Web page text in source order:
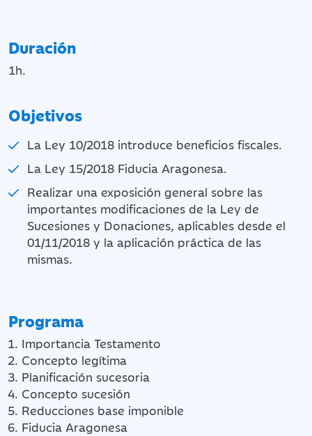
Duración
1h.
Objetivos
La Ley 10/2018 introduce beneficios fiscales.
La Ley 15/2018 Fiducia Aragonesa.
Realizar una exposición general sobre las
importantes modificaciones de la Ley de
Sucesiones y Donaciones, aplicables desde el
01/11/2018 y la aplicación práctica de las
mismas.
Programa
Importancia Testamento
Concepto legítima
Planificación sucesoria
Concepto sucesión
Reducciones base imponible
Fiducia Aragonesa